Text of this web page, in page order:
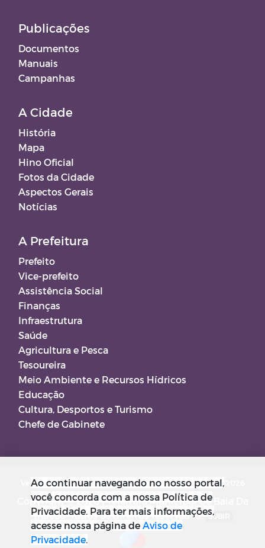
Publicações
Documentos
Manuais
Campanhas
A Cidade
História
Mapa
Hino Oficial
Fotos da Cidade
Aspectos Gerais
Notícias
A Prefeitura
Prefeito
Vice-prefeito
Assistência Social
Finanças
Infraestrutura
Saúde
Agricultura e Pesca
Tesoureira
Meio Ambiente e Recursos Hídricos
Educação
Cultura, Desportos e Turismo
Chefe de Gabinete
Versão do Sistema: 5.0.267 Data da Versão: 18/03/2026
Copyright © 2026 Prefeitura Municipal de Baia Da
Traição. Todos os direitos reservados. SUBIR
Ao continuar navegando no nosso portal,
você concorda com a nossa Política de
Privacidade. Para ter mais informações,
acesse nossa página deAviso de
Privacidade.